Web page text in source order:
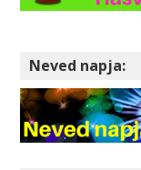
Neved napja: